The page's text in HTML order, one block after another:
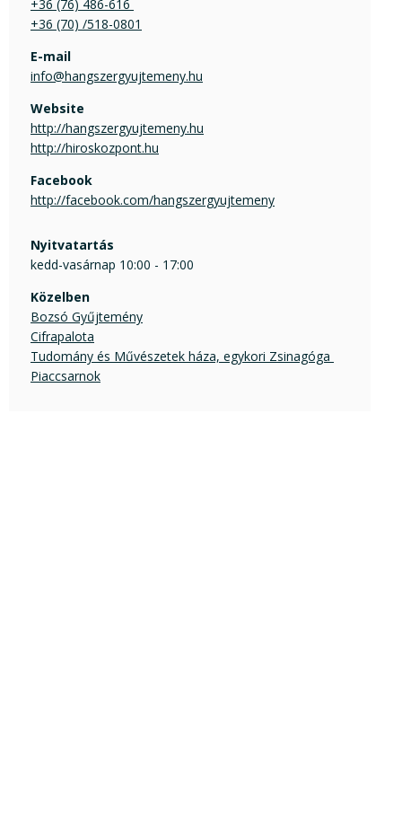
+36 (76) 486-616
+36 (70) /518-0801
E-mail
info@hangszergyujtemeny.hu
Website
http://hangszergyujtemeny.hu
http://hiroskozpont.hu
Facebook
http://facebook.com/hangszergyujtemeny
Nyitvatartás
kedd-vasárnap 10:00 - 17:00
Közelben
Bozsó Gyűjtemény
Cifrapalota
Tudomány és Művészetek háza, egykori Zsinagóga
Piaccsarnok